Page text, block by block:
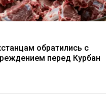
обратились с
перед Курбан